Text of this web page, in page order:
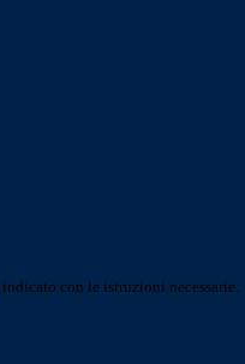
con le istruzioni necessarie.